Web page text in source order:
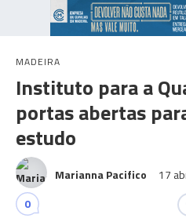
MADEIRA
Instituto para a
portas abertas
estudo
Marianna Pacifico 17
0